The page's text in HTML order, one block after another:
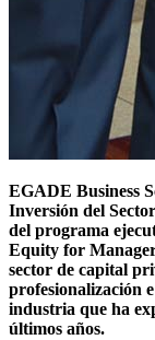
EGADE Business
Inversión del
del programa
Equity for
sector de capital
profesionalización
industria que ha
últimos años.